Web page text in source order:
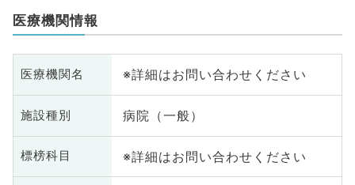
医療機関情報
医療機関名 ※詳細はお問い合わせください
施設種別 病院（一般）
標榜科目 ※詳細はお問い合わせください